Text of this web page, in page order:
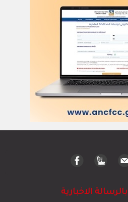
الاخبارية